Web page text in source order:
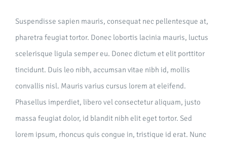
Suspendisse sapien mauris, consequat nec pellentesque at,
pharetra feugiat tortor. Donec lobortis lacinia mauris, luctus
scelerisque ligula semper eu. Donec dictum et elit porttitor
tincidunt. Duis leo nibh, accumsan vitae nibh id, mollis
convallis nisl. Mauris varius cursus lorem at eleifend.
Phasellus imperdiet, libero vel consectetur aliquam, justo
massa feugiat dolor, id blandit nibh elit eget tortor. Sed
lorem ipsum, rhoncus quis congue in, tristique id erat. Nunc